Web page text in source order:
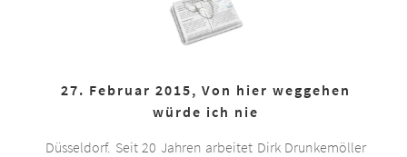
27. Februar 2015, Von hier weggehen
würde ich nie
Düsseldorf. Seit 20 Jahren arbeitet Dirk Drunkemöller